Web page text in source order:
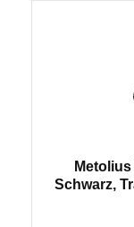
Schwarz,